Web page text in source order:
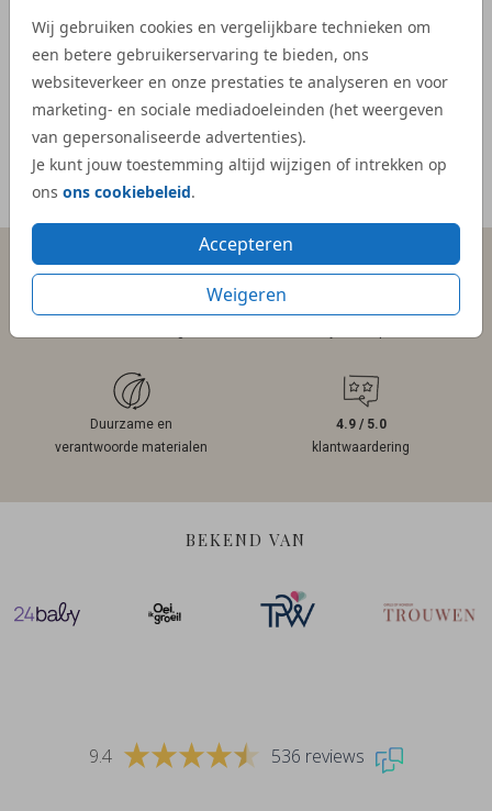
Wij gebruiken cookies en vergelijkbare technieken om
een betere gebruikerservaring te bieden, ons
websiteverkeer en onze prestaties te analyseren en voor
marketing- en sociale mediadoeleinden (het weergeven
van gepersonaliseerde advertenties).
Je kunt jouw toestemming altijd wijzigen of intrekken op
ons ons cookiebeleid.
Accepteren
Weigeren
-
Duurzame en
verantwoorde materialen
4.9 / 5.0
klantwaardering
BEKEND VAN
9.4 536 reviews